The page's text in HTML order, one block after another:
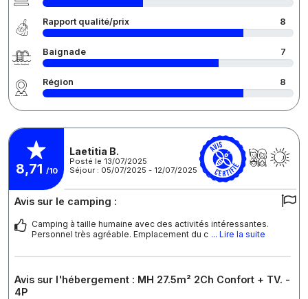
Rapport qualité/prix 8
Baignade 7
Région 8
8,71 /10
Laetitia B.
Posté le 13/07/2025
Séjour : 05/07/2025 - 12/07/2025
Avis sur le camping :
Camping à taille humaine avec des activités intéressantes.
Personnel très agréable. Emplacement du c ... Lire la suite
Avis sur l'hébergement : MH 27.5m² 2Ch Confort + TV. -
4P